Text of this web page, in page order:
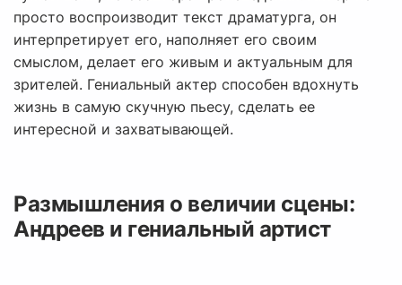
просто воспроизводит текст драматурга, он
интерпретирует его, наполняет его своим
смыслом, делает его живым и актуальным для
зрителей. Гениальный актер способен вдохнуть
жизнь в самую скучную пьесу, сделать ее
интересной и захватывающей.
Размышления о величии сцены:
Андреев и гениальный артист